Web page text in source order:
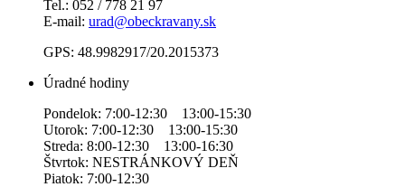
Tel.: 052 / 778 21 97
E-mail: urad@obeckravany.sk
GPS: 48.9982917/20.2015373
Úradné hodiny
Pondelok: 7:00-12:30 13:00-15:30
Utorok: 7:00-12:30 13:00-15:30
Streda: 8:00-12:30 13:00-16:30
Štvrtok: NESTRÁNKOVÝ DEŇ
Piatok: 7:00-12:30